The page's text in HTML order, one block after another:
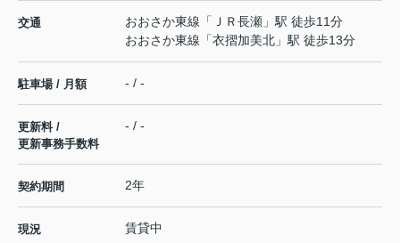
交通 おおさか東線 「 ＪＲ長瀬 」駅 徒歩11分
おおさか東線 「衣摺加美北 」駅 徒歩13分
駐車場 / 月額 - / -
更新料 /
更新事務手数料
- / -
契約期間 2年
現況 賃貸中